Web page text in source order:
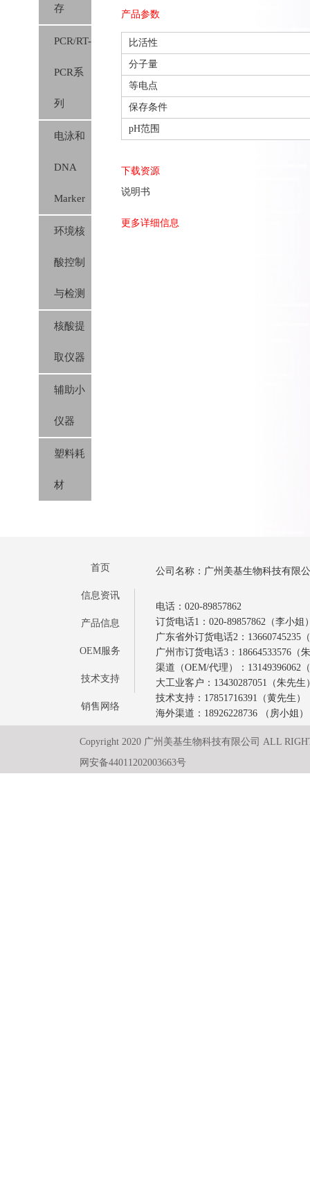
存
PCR/RT-
PCR系
列
电泳和
DNA
Marker
环境核
酸控制
与检测
核酸提
取仪器
辅助小
仪器
塑料耗
材
产品参数
比活性
分子量
等电点
保存条件
pH范围
下载资源
说明书
更多详细信息
首页
信息资讯
产品信息
OEM服务
技术支持
销售网络
公司名称：广州美基生物科技有限
电话：020-89857862
订货电话1：020-89857862（李小姐
广东省外订货电话2：13660745235
广州市订货电话3：18664533576（
渠道（OEM/代理）：13149396062
大工业客户：13430287051（朱先生
技术支持：17851716391（黄先生）
海外渠道：18926228736 （房小姐）
Copyright 2020 广州美基生物科技有限公司 ALL
网安备44011202003663号